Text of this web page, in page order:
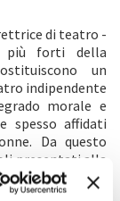
di teatro -
più forti della
un
indipendente
morale e
spesso affidati
Da questo
presentati alla